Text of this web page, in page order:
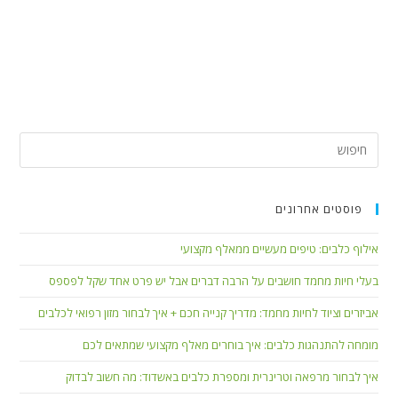
פוסטים אחרונים
אילוף כלבים: טיפים מעשיים ממאלף מקצועי
בעלי חיות מחמד חושבים על הרבה דברים אבל יש פרט אחד שקל לפספס
אביזרים וציוד לחיות מחמד: מדריך קנייה חכם + איך לבחור מזון רפואי לכלבים
מומחה להתנהגות כלבים: איך בוחרים מאלף מקצועי שמתאים לכם
איך לבחור מרפאה וטרינרית ומספרת כלבים באשדוד: מה חשוב לבדוק